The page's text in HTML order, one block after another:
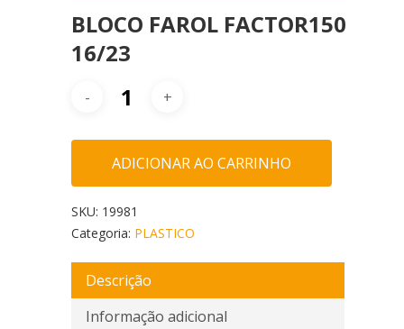
BLOCO FAROL FACTOR150
16/23
ADICIONAR AO CARRINHO
SKU: 19981
Categoria: PLASTICO
Descrição
Informação adicional